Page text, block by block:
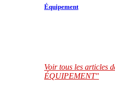
Équipement
Voir tous les articles
ÉQUIPEMENT"